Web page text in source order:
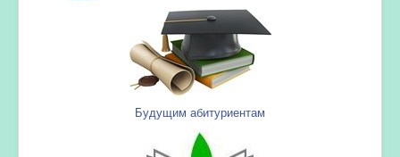
Будущим абитуриентам